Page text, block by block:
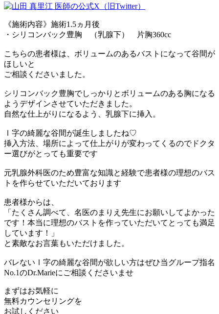
《施術内容》施術1.5ヵ月後
・シリコンバック豊胸 （乳腺下） 片胸360cc
こちらの患者様は、ボリュームのあるバストになって谷間が
ほしいと
ご相談くださいました。
シリコンバック豊胸でしっかりとボリュームのある胸になる
ようデザインさせていただきました。
自然な仕上がりになるよう、乳腺下に挿入。
Ⅰ字の綺麗な谷間が誕生しましたね♡
挿入方法、場所によって仕上がりが変わってくるのでドクタ
ー選びがとっても重要です
元乳腺外科医のため豊富な知識と経験で患者様の理想のバス
トを作らせていただいております
患者様からは、
「たくさん調べて、名医のまりえ先生にお願いしてよかった
です！本当に理想のバストを作っていただいてとっても満足
しています！」
と素敵なお言葉もいただけました。
バレないⅠ字の綺麗な谷間が欲しい方はぜひ当グループ指名
No.1のDr.Marieにご相談くださいませ
まずはお気軽に
無料カウンセリングを
お試しください